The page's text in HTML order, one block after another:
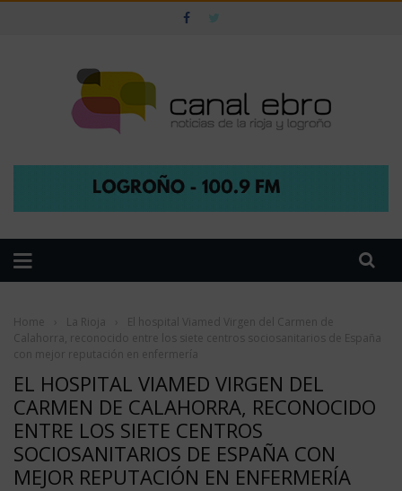
Home La Rioja
El hospital Viamed Virgen del Carmen de
Calahorra, reconocido entre los siete centros sociosanitarios de España
con mejor reputación en enfermería
EL HOSPITAL VIAMED VIRGEN DEL
CARMEN DE CALAHORRA, RECONOCIDO
ENTRE LOS SIETE CENTROS
SOCIOSANITARIOS DE ESPAÑA CON
MEJOR REPUTACIÓN EN ENFERMERÍA